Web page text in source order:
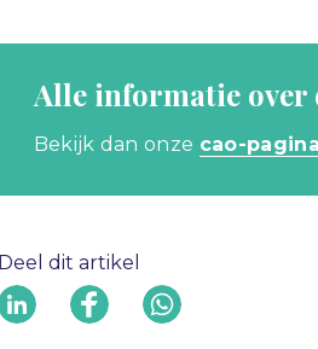
Alle informatie over
Bekijk dan onze cao-
Deel dit artikel